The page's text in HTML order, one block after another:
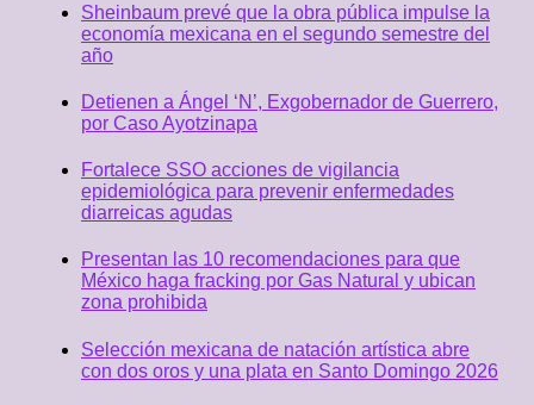
Sheinbaum prevé que la obra pública impulse la
economía mexicana en el segundo semestre del
año
Detienen a Ángel ‘N’, Exgobernador de Guerrero,
por Caso Ayotzinapa
Fortalece SSO acciones de vigilancia
epidemiológica para prevenir enfermedades
diarreicas agudas
Presentan las 10 recomendaciones para que
México haga fracking por Gas Natural y ubican
zona prohibida
Selección mexicana de natación artística abre
con dos oros y una plata en Santo Domingo 2026